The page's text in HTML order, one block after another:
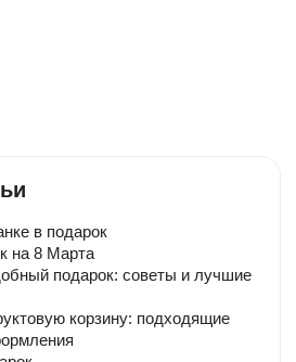
в подарок
на 8 Марта
подарок: советы и лучшие
корзину: подходящие